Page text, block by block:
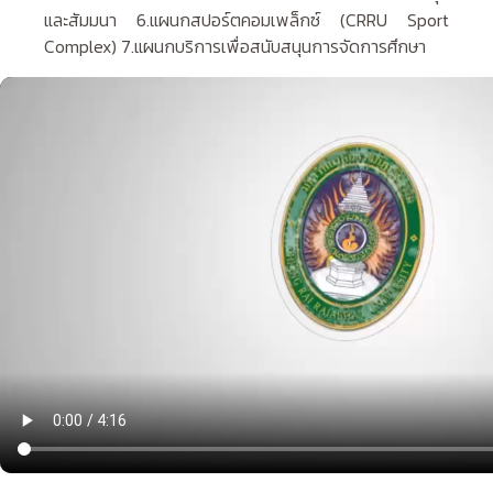
และสัมมนา 6.แผนกสปอร์ตคอมเพล็กซ์ (CRRU Sport
Complex) 7.แผนกบริการเพื่อสนับสนุนการจัดการศึกษา